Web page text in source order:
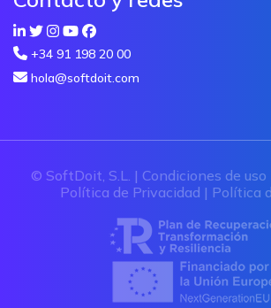
+34 91 198 20 00
hola@softdoit.com
© SoftDoit, S.L. | Condiciones de uso
Política de Privacidad | Política